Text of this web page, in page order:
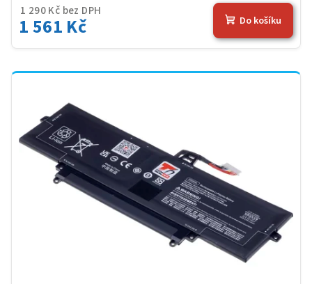
1 290 Kč bez DPH
1 561 Kč Do košíku